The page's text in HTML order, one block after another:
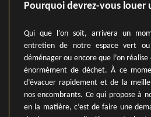
Pourquoi devrez-vous louer
Qui que l’on soit, arrivera un
entretien de notre espace vert
déménager ou encore que l’on
énormément de déchet. À ce
d’évacuer rapidement et de la
nos encombrants. Ce qui propose à
en la matière, c’est de faire une